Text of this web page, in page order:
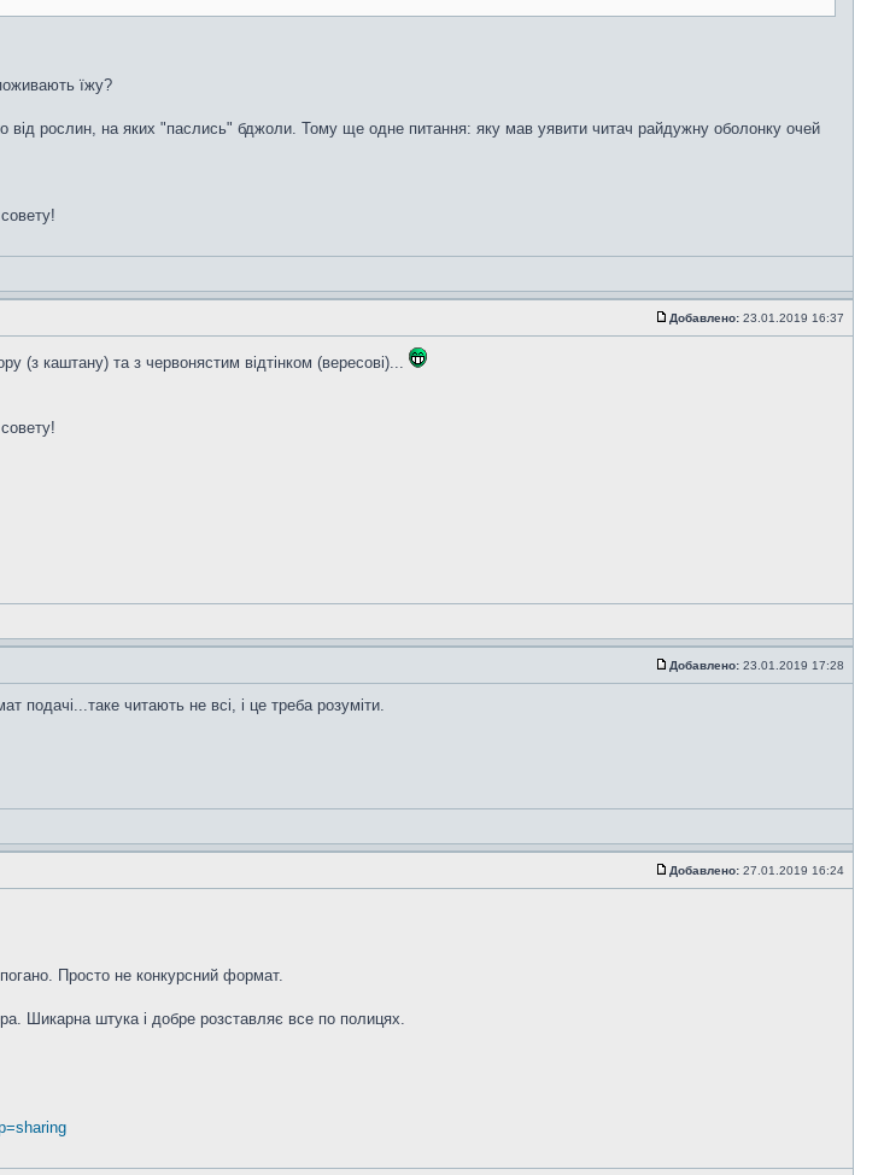
їжу?
від рослин, на яких "паслись" бджоли. Тому ще одне питання: яку мав уявити читач райдужну оболонку очей
Добавлено: 23.01.2019 16:37
(з каштану) та з червонястим відтінком (вересові)...
Добавлено: 23.01.2019 17:28
подачі...таке читають не всі, і це треба розуміти.
Добавлено: 27.01.2019 16:24
Просто не конкурсний формат.
Шикарна штука і добре розставляє все по полицях.